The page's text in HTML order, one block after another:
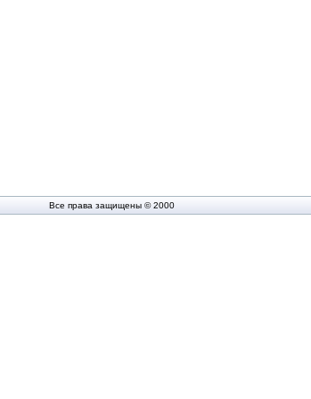
Все права защищены © 2000